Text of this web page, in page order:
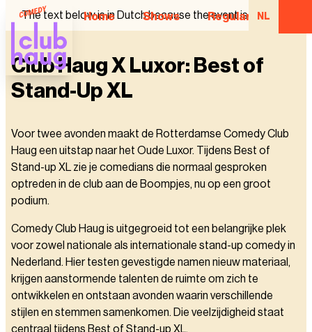
Home Shows Regular NL
The text below is in Dutch because the event is in Dutch.
Club Haug X Luxor: Best of
Stand-Up XL
Voor twee avonden maakt de Rotterdamse Comedy Club
Haug een uitstap naar het Oude Luxor. Tijdens Best of
Stand-up XL zie je comedians die normaal gesproken
optreden in de club aan de Boompjes, nu op een groot
podium.
Comedy Club Haug is uitgegroeid tot een belangrijke plek
voor zowel nationale als internationale stand-up comedy in
Nederland. Hier testen gevestigde namen nieuw materiaal,
krijgen aanstormende talenten de ruimte om zich te
ontwikkelen en ontstaan avonden waarin verschillende
stijlen en stemmen samenkomen. Die veelzijdigheid staat
centraal tijdens Best of Stand-up XL.